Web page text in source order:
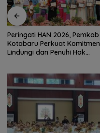
Peringati HAN 2026, Pemkab
Kotabaru Perkuat Komitmen
Lindungi dan Penuhi Hak